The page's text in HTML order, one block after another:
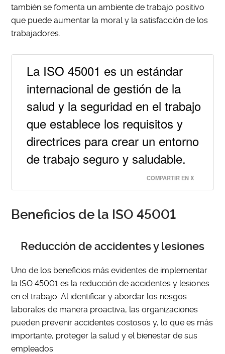
también se fomenta un ambiente de trabajo positivo
que puede aumentar la moral y la satisfacción de los
trabajadores.
La ISO 45001 es un estándar
internacional de gestión de la
salud y la seguridad en el trabajo
que establece los requisitos y
directrices para crear un entorno
de trabajo seguro y saludable.
COMPARTIR EN X
Beneficios de la ISO 45001
Reducción de accidentes y lesiones
Uno de los beneficios más evidentes de implementar
la ISO 45001 es la reducción de accidentes y lesiones
en el trabajo. Al identificar y abordar los riesgos
laborales de manera proactiva, las organizaciones
pueden prevenir accidentes costosos y, lo que es más
importante, proteger la salud y el bienestar de sus
empleados.